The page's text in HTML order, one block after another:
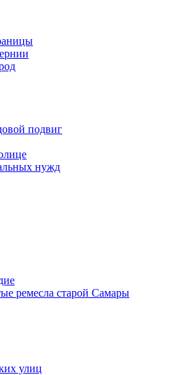
подвиг
нужд
ремесла старой Самары
улиц